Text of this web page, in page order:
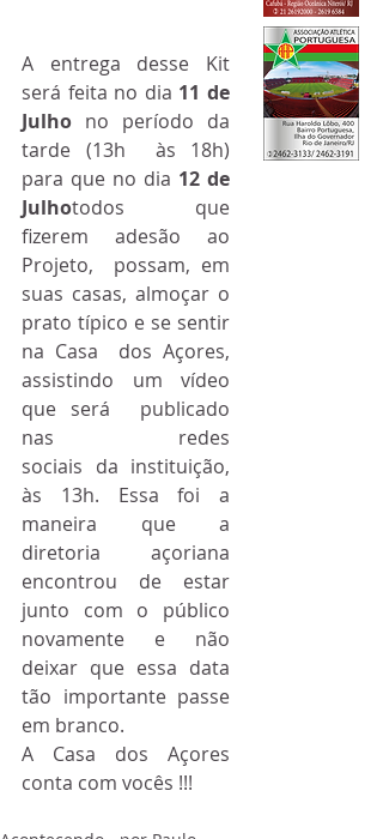
A entrega desse Kit
será feita no dia 11 de
Julho no período da
tarde (13h  às 18h)
para que no dia 12 de
Julhotodos que
fizerem adesão ao
Projeto,  possam, em
suas casas, almoçar o
prato típico e se sentir
na Casa  dos Açores,
assistindo um vídeo
que será  publicado
nas redes
sociais da instituição,
às 13h. Essa foi a
maneira que a
diretoria açoriana
encontrou de estar
junto com o público
novamente e não
deixar que essa data
tão importante passe
em branco.
A Casa dos Açores
conta com vocês !!!